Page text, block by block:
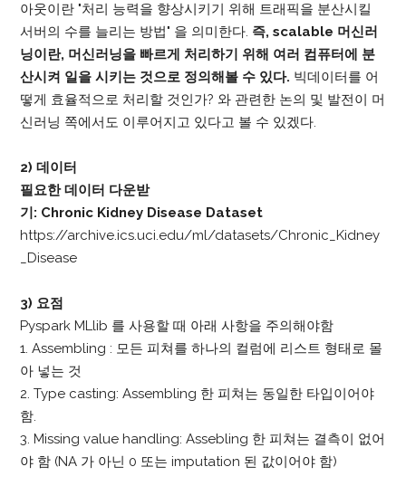
아웃이란 "처리 능력을 향상시키기 위해 트래픽을 분산시킬
서버의 수를 늘리는 방법" 을 의미한다. 즉, scalable 머신러
닝이란, 머신러닝을 빠르게 처리하기 위해 여러 컴퓨터에 분
산시켜 일을 시키는 것으로 정의해볼 수 있다. 빅데이터를 어
떻게 효율적으로 처리할 것인가? 와 관련한 논의 및 발전이 머
신러닝 쪽에서도 이루어지고 있다고 볼 수 있겠다.
2) 데이터
필요한 데이터 다운받
기: Chronic Kidney Disease Dataset
https://archive.ics.uci.edu/ml/datasets/Chronic_Kidney
_Disease
3) 요점
Pyspark MLlib 를 사용할 때 아래 사항을 주의해야함
1. Assembling : 모든 피쳐를 하나의 컬럼에 리스트 형태로 몰
아 넣는 것
2. Type casting: Assembling 한 피쳐는 동일한 타입이어야
함.
3. Missing value handling: Assebling 한 피쳐는 결측이 없어
야 함 (NA 가 아닌 0 또는 imputation 된 값이어야 함)